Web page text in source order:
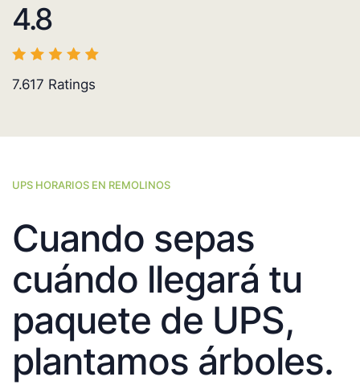
4.8
7.617 Ratings
UPS HORARIOS EN REMOLINOS
Cuando sepas
cuándo llegará tu
paquete de UPS,
plantamos árboles.